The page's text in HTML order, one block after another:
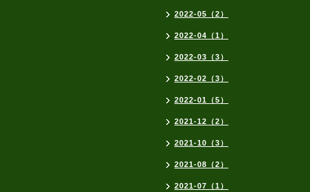
2022-05（2）
2022-04（1）
2022-03（3）
2022-02（3）
2022-01（5）
2021-12（2）
2021-10（3）
2021-08（2）
2021-07（1）